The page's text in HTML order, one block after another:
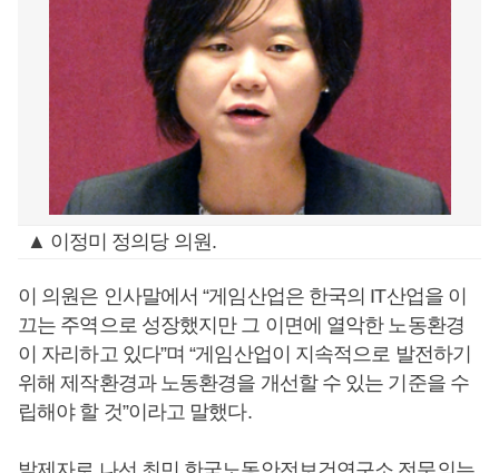
▲ 이정미 정의당 의원.
이 의원은 인사말에서 “게임산업은 한국의 IT산업을 이
끄는 주역으로 성장했지만 그 이면에 열악한 노동환경
이 자리하고 있다”며 “게임산업이 지속적으로 발전하기
위해 제작환경과 노동환경을 개선할 수 있는 기준을 수
립해야 할 것”이라고 말했다.